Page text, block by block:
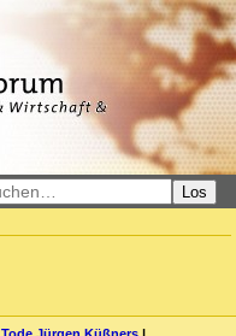
Los